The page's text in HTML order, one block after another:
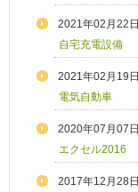
2021年02月22日
自宅充電設備
2021年02月19日
電気自動車
2020年07月07日
エクセル2016
2017年12月28日